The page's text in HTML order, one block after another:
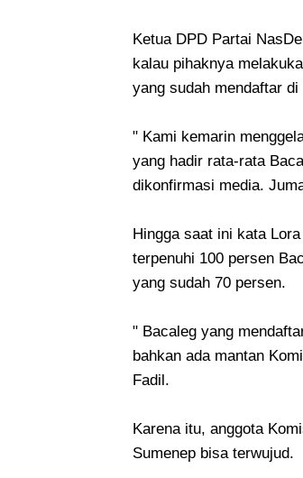
Ketua DPD Partai
kalau pihaknya
yang sudah mendaftar
" Kami kemarin
yang hadir rata-rata
dikonfirmasi media.
Hingga saat ini kata
terpenuhi 100 persen
yang sudah 70 persen.
" Bacaleg yang
bahkan ada mantan
Fadil.
Karena itu, anggota
Sumenep bisa terwujud.